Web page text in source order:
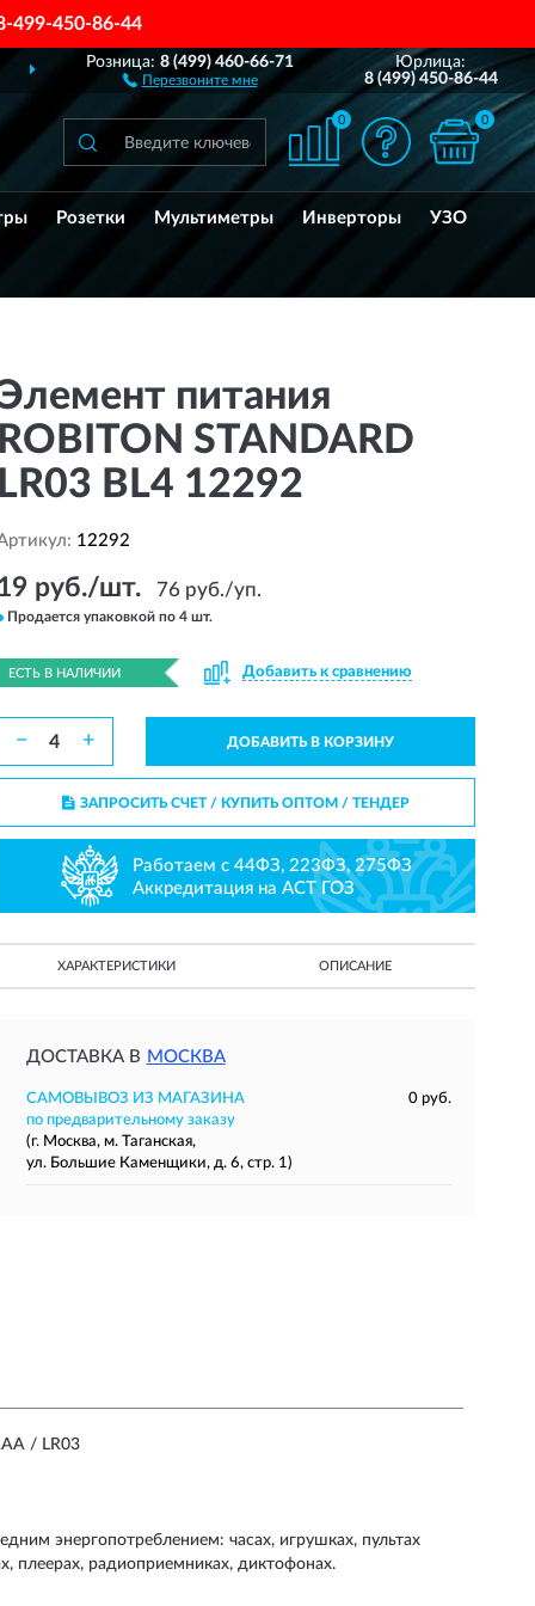
499-450-86-44
ДОСТАВИМ ПО ВСЕЙ РОССИИ
Розница:8 (499) 460-66-71
Перезвоните мне
Юрлица:
8 (499) 450-86-44
0 0
Розетки Мультиметры Инверторы УЗО
питания
ROBITON STANDARD
LR03 BL4 12292
12292
руб./шт. 76 руб./уп.
Продается упаковкой по 4 шт.
ЕСТЬ В НАЛИЧИИ Добавить к сравнению
− + ДОБАВИТЬ В КОРЗИНУ
ЗАПРОСИТЬ СЧЕТ / КУПИТЬ ОПТОМ/ ТЕНДЕР
Работаем с 44ФЗ, 223ФЗ, 275ФЗ
Аккредитация на АСТ ГОЗ
ХАРАКТЕРИСТИКИ ОПИСАНИЕ
ДОСТАВКА В МОСКВА
САМОВЫВОЗ ИЗ МАГАЗИНА
0 руб.
по предварительному заказу
(г. Москва, м. Таганская,
ул. Большие Каменщики, д. 6, стр. 1)
/ LR03
энергопотреблением: часах, игрушках, пультах
плеерах, радиоприемниках, диктофонах.